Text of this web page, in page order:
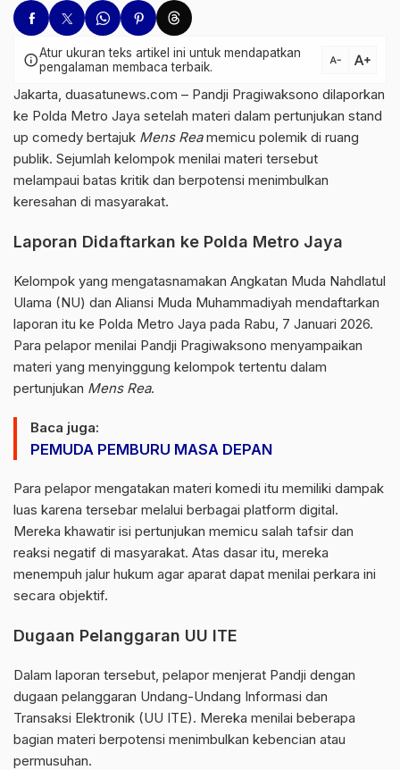
infoAtur ukuran teks artikel ini untuk mendapatkan
pengalaman membaca terbaik.
text_decrease text_increase
Jakarta, duasatunews.com – Pandji Pragiwaksono dilaporkan
ke Polda Metro Jaya setelah materi dalam pertunjukan stand
up comedy bertajuk Mens Reamemicu polemik di ruang
publik. Sejumlah kelompok menilai materi tersebut
melampaui batas kritik dan berpotensi menimbulkan
keresahan di masyarakat.
Laporan Didaftarkan ke Polda Metro Jaya
Kelompok yang mengatasnamakan Angkatan Muda Nahdlatul
Ulama (NU) dan Aliansi Muda Muhammadiyah mendaftarkan
laporan itu ke Polda Metro Jaya pada Rabu, 7 Januari 2026.
Para pelapor menilai Pandji Pragiwaksono menyampaikan
materi yang menyinggung kelompok tertentu dalam
pertunjukan Mens Rea.
Baca juga:
PEMUDA PEMBURU MASA DEPAN
Para pelapor mengatakan materi komedi itu memiliki dampak
luas karena tersebar melalui berbagai platform digital.
Mereka khawatir isi pertunjukan memicu salah tafsir dan
reaksi negatif di masyarakat. Atas dasar itu, mereka
menempuh jalur hukum agar aparat dapat menilai perkara ini
secara objektif.
Dugaan Pelanggaran UU ITE
Dalam laporan tersebut, pelapor menjerat Pandji dengan
dugaan pelanggaran Undang-Undang Informasi dan
Transaksi Elektronik (UU ITE). Mereka menilai beberapa
bagian materi berpotensi menimbulkan kebencian atau
permusuhan.